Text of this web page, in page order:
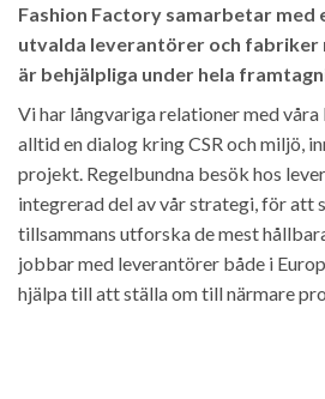
Fashion Factory samarbetar
utvalda leverantörer och fabriker
är behjälpliga under hela
Vi har långvariga relationer med
alltid en dialog kring CSR och miljö,
projekt. Regelbundna besök hos
integrerad del av vår strategi, för att
tillsammans utforska de mest
jobbar med leverantörer både i
hjälpa till att ställa om till närmare